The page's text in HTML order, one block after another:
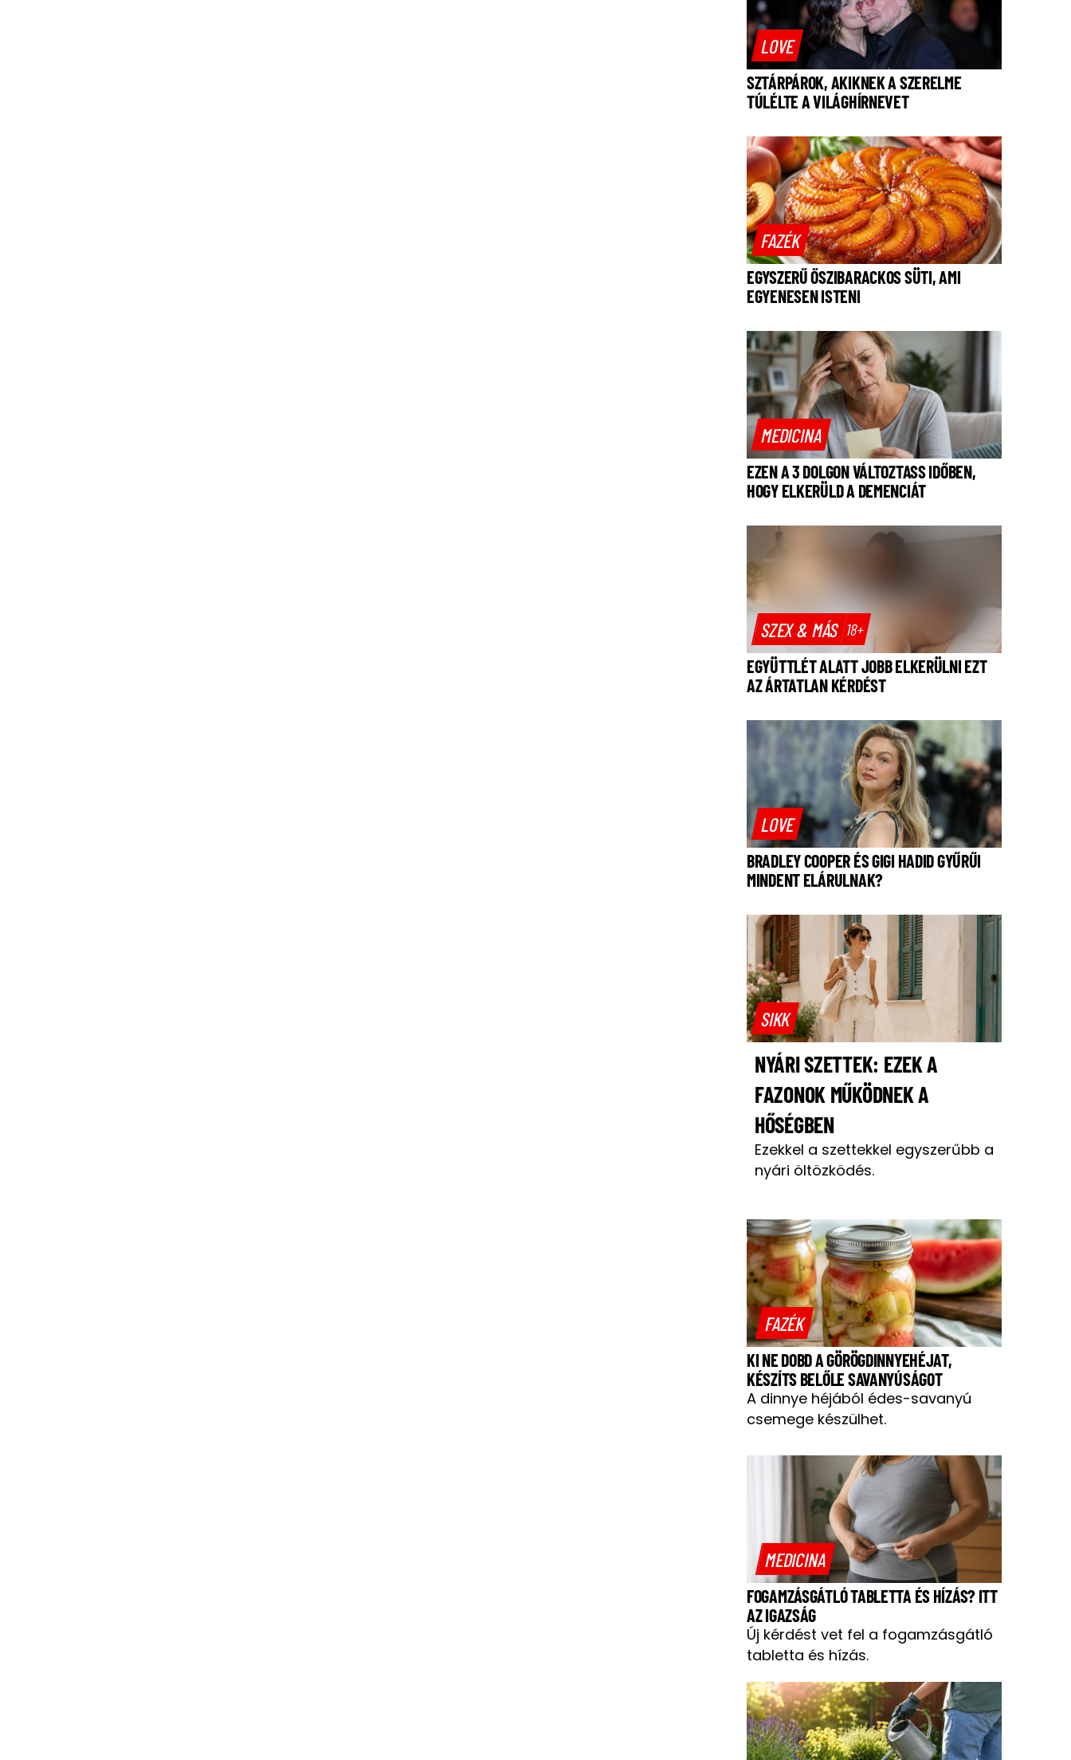
LOVE
SZTÁRPÁROK, AKIKNEK A SZERELME
TÚLÉLTE A VILÁGHÍRNEVET
FAZÉK
EGYSZERŰ ŐSZIBARACKOS SÜTI, AMI
EGYENESEN ISTENI
MEDICINA
EZEN A 3 DOLGON VÁLTOZTASS IDŐBEN,
HOGY ELKERÜLD A DEMENCIÁT
SZEX & MÁS 18+
EGYÜTTLÉT ALATT JOBB ELKERÜLNI EZT
AZ ÁRTATLAN KÉRDÉST
LOVE
BRADLEY COOPER ÉS GIGI HADID GYŰRŰI
MINDENT ELÁRULNAK?
SIKK
NYÁRI SZETTEK: EZEK A
FAZONOK MŰKÖDNEK A
HŐSÉGBEN
Ezekkel a szettekkel egyszerűbb a
nyári öltözködés.
FAZÉK
KI NE DOBD A GÖRÖGDINNYEHÉJAT,
KÉSZÍTS BELŐLE SAVANYÚSÁGOT
A dinnye héjából édes-savanyú
csemege készülhet.
MEDICINA
FOGAMZÁSGÁTLÓ TABLETTA ÉS HÍZÁS? ITT
AZ IGAZSÁG
Új kérdést vet fel a fogamzásgátló
tabletta és hízás.